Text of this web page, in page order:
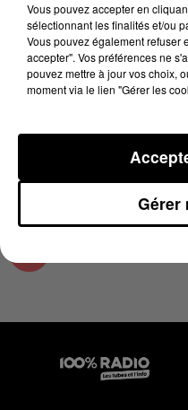
19 juin 2025 - 2 min 24
LES INFOS DU PAYS
À 15H00
Podcasts infos du Pays
Vous pouvez accepter en
sélectionnant les finalités et/ou
Vous pouvez également refuser
accepter". Vos préférences ne
pouvez mettre à jour vos choix,
moment via le lien "Gérer les
Gérer